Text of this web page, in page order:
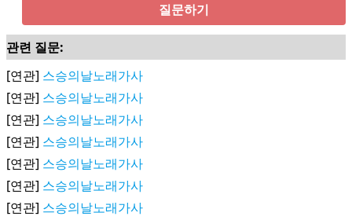
질문하기
관련 질문:
[연관] 스승의날노래가사
[연관] 스승의날노래가사
[연관] 스승의날노래가사
[연관] 스승의날노래가사
[연관] 스승의날노래가사
[연관] 스승의날노래가사
[연관] 스승의날노래가사